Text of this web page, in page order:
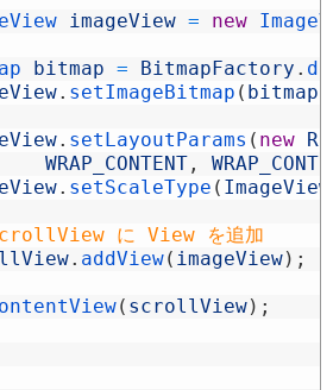
imageView = new
bitmap = BitmapFactory .
. setImageBitmap ( bitmap
. setLayoutParams ( new
WRAP_CONTENT ,
. setScaleType ( ImageView
に View を追加
. addView( imageView) ;
( scrollView) ;